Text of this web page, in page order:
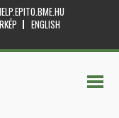
ENGLISH